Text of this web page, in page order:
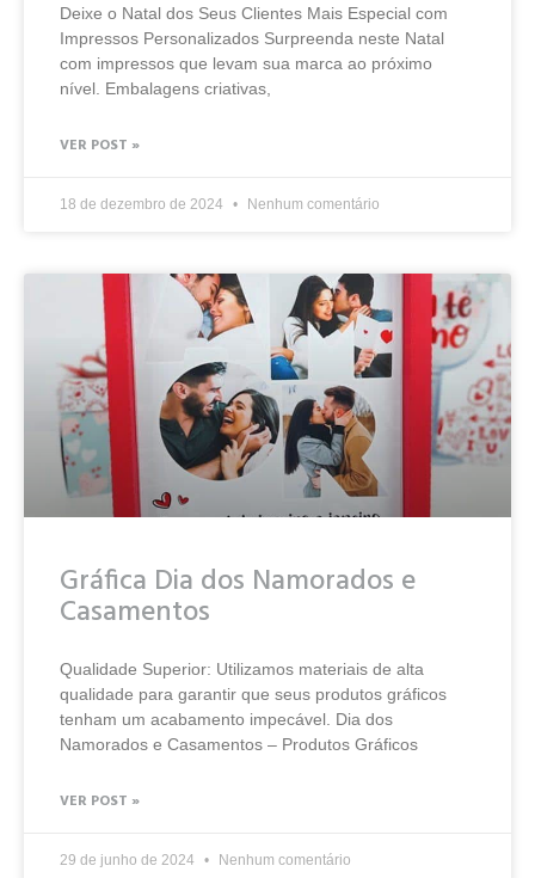
Deixe o Natal dos Seus Clientes Mais Especial com
Impressos Personalizados Surpreenda neste Natal
com impressos que levam sua marca ao próximo
nível. Embalagens criativas,
VER POST »
18 de dezembro de 2024 Nenhum comentário
Gráfica Dia dos Namorados e
Casamentos
Qualidade Superior: Utilizamos materiais de alta
qualidade para garantir que seus produtos gráficos
tenham um acabamento impecável. Dia dos
Namorados e Casamentos – Produtos Gráficos
VER POST »
29 de junho de 2024 Nenhum comentário